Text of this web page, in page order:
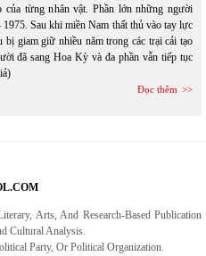
của từng nhân vật. Phần lớn những người
Sau khi miền Nam thất thủ vào tay lực
bị giam giữ nhiều năm trong các trại cải tạo
đã sang Hoa Kỳ và đa phần vẫn tiếp tục
Đọc thêm
Arts, And Research-Based Publication
Cultural Analysis.
Party, Or Political Organization.